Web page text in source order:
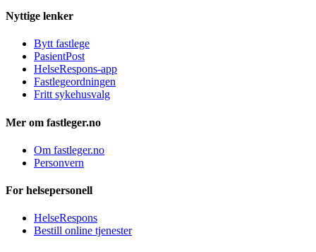
Nyttige lenker
Bytt fastlege
PasientPost
HelseRespons-app
Fastlegeordningen
Fritt sykehusvalg
Mer om fastleger.no
Om fastleger.no
Personvern
For helsepersonell
HelseRespons
Bestill online tjenester